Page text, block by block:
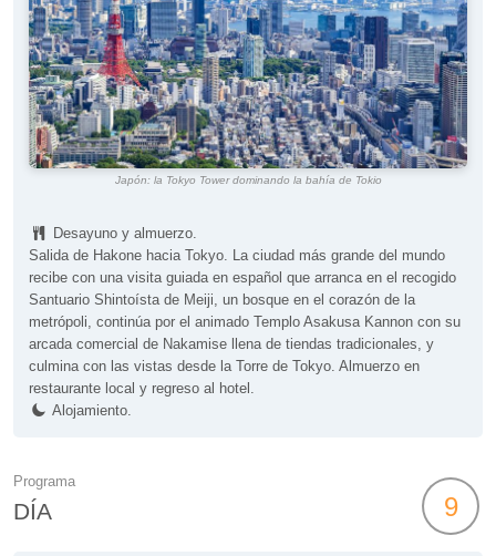
Japón: la Tokyo Tower dominando la bahía de Tokio
Desayuno y almuerzo.
Salida de Hakone hacia Tokyo. La ciudad más grande del mundo
recibe con una visita guiada en español que arranca en el recogido
Santuario Shintoísta de Meiji, un bosque en el corazón de la
metrópoli, continúa por el animado Templo Asakusa Kannon con su
arcada comercial de Nakamise llena de tiendas tradicionales, y
culmina con las vistas desde la Torre de Tokyo. Almuerzo en
restaurante local y regreso al hotel.
Alojamiento.
Programa
DÍA 9